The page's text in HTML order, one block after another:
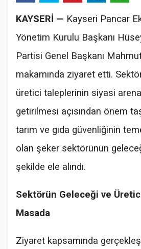
KAYSERİ — Kayseri Pancar
Yönetim Kurulu Başkanı
Partisi Genel Başkanı Mahmut
makamında ziyaret etti.
üretici taleplerinin siyasi
getirilmesi açısından önem
tarım ve gıda güvenliğinin
olan şeker sektörünün
şekilde ele alındı.
Sektörün Geleceği ve
Masada
Ziyaret kapsamında